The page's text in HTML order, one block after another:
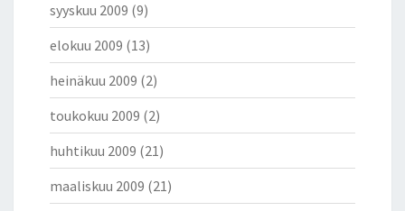
syyskuu 2009 (9)
elokuu 2009 (13)
heinäkuu 2009 (2)
toukokuu 2009 (2)
huhtikuu 2009 (21)
maaliskuu 2009 (21)